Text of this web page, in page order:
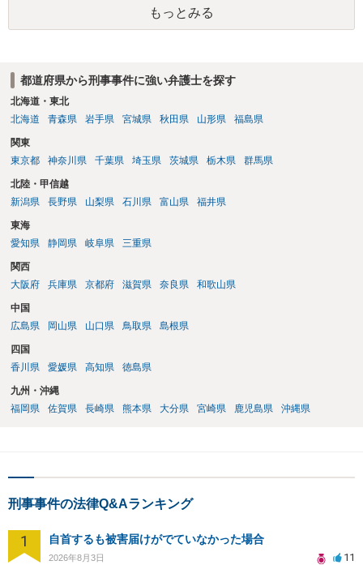
もっとみる
都道府県から刑事事件に強い弁護士を探す
北海道・東北
北海道
青森県 岩手県 宮城県 秋田県 山形県 福島県
関東
東京都
神奈川県 千葉県 埼玉県 茨城県 栃木県 群馬県
北陸・甲信越
新潟県
長野県 山梨県 石川県 富山県 福井県
東海
愛知県
静岡県 岐阜県 三重県
関西
大阪府
兵庫県 京都府 滋賀県 奈良県 和歌山県
中国
広島県
岡山県 山口県 鳥取県 島根県
四国
香川県
愛媛県 高知県 徳島県
九州・沖縄
福岡県
佐賀県 長崎県 熊本県 大分県 宮崎県 鹿児島県 沖縄県
刑事事件の法律Q&Aランキング
1 自首するも被害届けがでていなかった場合
2026年8月3日 11